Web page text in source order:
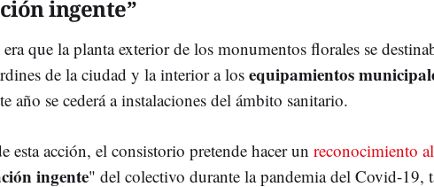
ingente”
que la planta exterior de los monumentos florales se
de la ciudad y la interior a los equipamientos
año se cederá a instalaciones del ámbito sanitario.
esta acción, el consistorio pretende hacer un reconocimiento
ingente" del colectivo durante la pandemia del Covid-19,